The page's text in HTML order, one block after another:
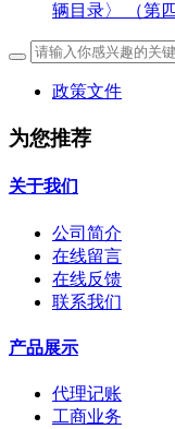
辆目录〉 （第
政策文件
为您推荐
关于我们
公司简介
在线留言
在线反馈
联系我们
产品展示
代理记账
工商业务